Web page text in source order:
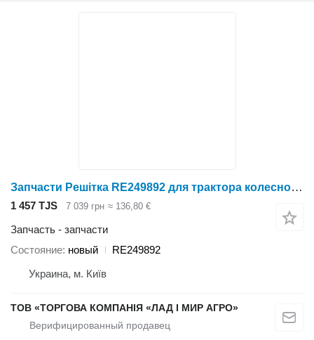
Запчасти Решітка RE249892 для трактора колесного John Deere 7630, 7730, 7830, 7930
1 457 TJS 7 039 грн ≈ 136,80 €
Запчасть - запчасти
Состояние новый
RE249892
Украина, м. Київ
ТОВ «ТОРГОВА КОМПАНІЯ «ЛАД І МИР АГРО»